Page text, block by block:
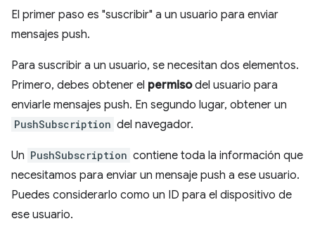
El primer paso es "suscribir" a un usuario para enviar
mensajes push.
Para suscribir a un usuario, se necesitan dos elementos.
Primero, debes obtener el permisodel usuario para
enviarle mensajes push. En segundo lugar, obtener un
PushSubscription del navegador.
Un PushSubscription contiene toda la información que
necesitamos para enviar un mensaje push a ese usuario.
Puedes considerarlo como un ID para el dispositivo de
ese usuario.